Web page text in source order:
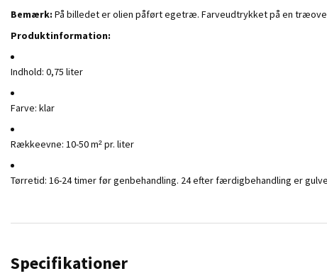
Bemærk: På billedet er olien påført egetræ. Farveudtrykket på en
Produktinformation:
Indhold: 0,75 liter
Farve: klar
Rækkeevne: 10-50 m² pr. liter
Tørretid: 16-24 timer før genbehandling. 24 efter færdigbehandling er
Specifikationer